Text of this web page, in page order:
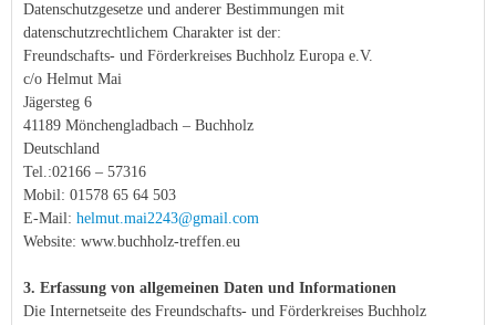
Datenschutzgesetze und anderer Bestimmungen mit
datenschutzrechtlichem Charakter ist der:
Freundschafts- und Förderkreises Buchholz Europa e.V.
c/o Helmut Mai
Jägersteg 6
41189 Mönchengladbach – Buchholz
Deutschland
Tel.:02166 – 57316
Mobil: 01578 65 64 503
E-Mail: helmut.mai2243@gmail.com
Website: www.buchholz-treffen.eu
3. Erfassung von allgemeinen Daten und Informationen
Die Internetseite des Freundschafts- und Förderkreises Buchholz